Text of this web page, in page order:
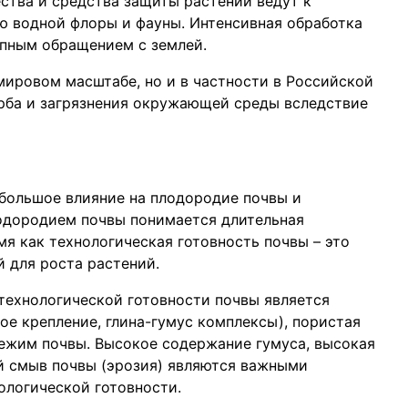
водной флоры и фауны. Интенсивная обработка
обращением с землей.
масштабе, но и в частности в Российской
и загрязнения окружающей среды вследствие
влияние на плодородие почвы и
почвы понимается длительная
как технологическая готовность почвы – это
роста растений.
готовности почвы является
крепление, глина-гумус комплексы), пористая
почвы. Высокое содержание гумуса, высокая
смыв почвы (эрозия) являются важными
готовности.